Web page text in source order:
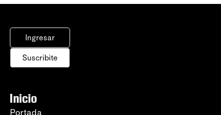
Ingresar
Suscribite
Inicio
Portada